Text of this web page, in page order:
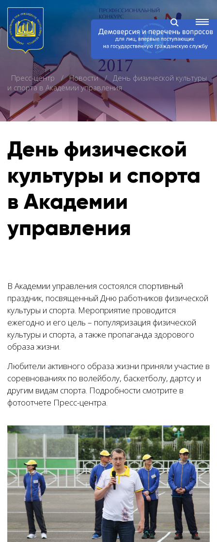
Пресс-центр Новости
День физической культуры
и спорта в Академии управления
День физической
культуры и спорта
в Академии
управления
В Академии управления состоялся спортивный
праздник, посвященный Дню работников физической
культуры и спорта. Мероприятие проводится
ежегодно и его цель – популяризация физической
культуры и спорта, а также пропаганда здорового
образа жизни.
Любители активного образа жизни приняли участие в
соревнованиях по волейболу, баскетболу, дартсу и
другим видам спорта. Подробности смотрите в
фотоотчете Пресс-центра.